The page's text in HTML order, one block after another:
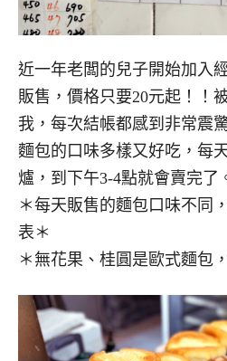
近一年老闆的兒子開始加入
販售，價格只要20元起！！
我，每次結帳都感到非常震
麵包的口味多樣又好吃，每
爐，到下午3-4點就會賣完了
＊每天販售的麵包口味不同
表＊
＊無花果、桂圓是歐式麵包